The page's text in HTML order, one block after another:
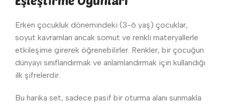
Erken çocukluk dönemindeki (3-6 yaş) çocuklar,
soyut kavramları ancak somut ve renkli materyallerle
etkileşime girerek öğrenebilirler. Renkler, bir çocuğun
dünyayı sınıflandırmak ve anlamlandırmak için kullandığı
ilk şifrelerdir.
Bu harika set, sadece pasif bir oturma alanı sunmakla